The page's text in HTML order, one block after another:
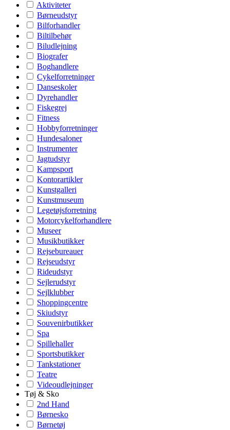
Aktiviteter
Børneudstyr
Bilforhandler
Biltilbehør
Biludlejning
Biografer
Boghandlere
Cykelforretninger
Danseskoler
Dyrehandler
Fiskegrej
Fitness
Hobbyforretninger
Hundesaloner
Instrumenter
Jagtudstyr
Kampsport
Kontorartikler
Kunstgalleri
Kunstmuseum
Legetøjsforretning
Motorcykelforhandlere
Museer
Musikbutikker
Rejsebureauer
Rejseudstyr
Rideudstyr
Sejlerudstyr
Sejlklubber
Shoppingcentre
Skiudstyr
Souvenirbutikker
Spa
Spillehaller
Sportsbutikker
Tankstationer
Teatre
Videoudlejninger
Tøj & Sko
2nd Hand
Børnesko
Børnetøj